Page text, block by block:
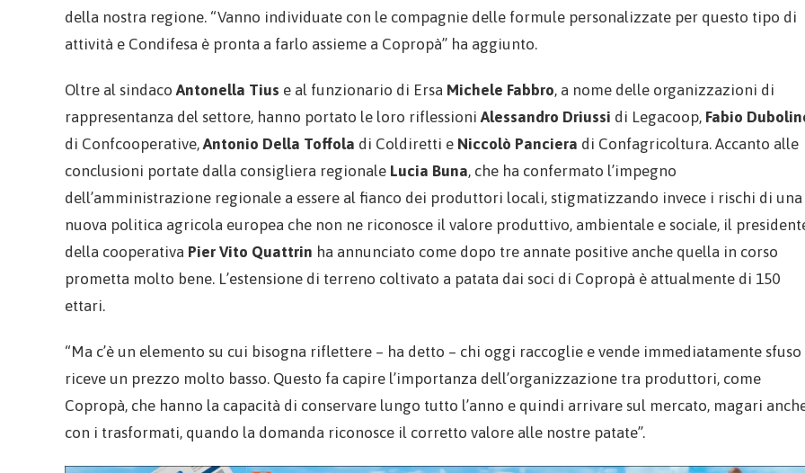
della nostra regione. “Vanno individuate con le compagnie delle formule personalizzate per questo tipo di
attività e Condifesa è pronta a farlo assieme a Copropà” ha aggiunto.
Oltre al sindacoAntonella Tius e al funzionario di Ersa Michele Fabbro, a nome delle organizzazioni di
rappresentanza del settore, hanno portato le loro riflessioniAlessandro Driussi di Legacoop, Fabio
di Confcooperative,Antonio Della Toffola di Coldiretti e Niccolò Panciera di Confagricoltura. Accanto alle
conclusioni portate dalla consigliera regionale Lucia Buna, che ha confermato l’impegno
dell’amministrazione regionale a essere al fianco dei produttori locali, stigmatizzando invece i rischi di una
nuova politica agricola europea che non ne riconosce il valore produttivo, ambientale e sociale, il
della cooperativa Pier Vito Quattrin ha annunciato come dopo tre annate positive anche quella in corso
prometta molto bene. L’estensione di terreno coltivato a patata dai soci di Copropà è attualmente di 150
ettari.
“Ma c’è un elemento su cui bisogna riflettere – ha detto – chi oggi raccoglie e vende immediatamente sfuso
riceve un prezzo molto basso. Questo fa capire l’importanza dell’organizzazione tra produttori, come
Copropà, che hanno la capacità di conservare lungo tutto l’anno e quindi arrivare sul mercato, magari
con i trasformati, quando la domanda riconosce il corretto valore alle nostre patate”.